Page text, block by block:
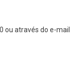
ou através do e-mail